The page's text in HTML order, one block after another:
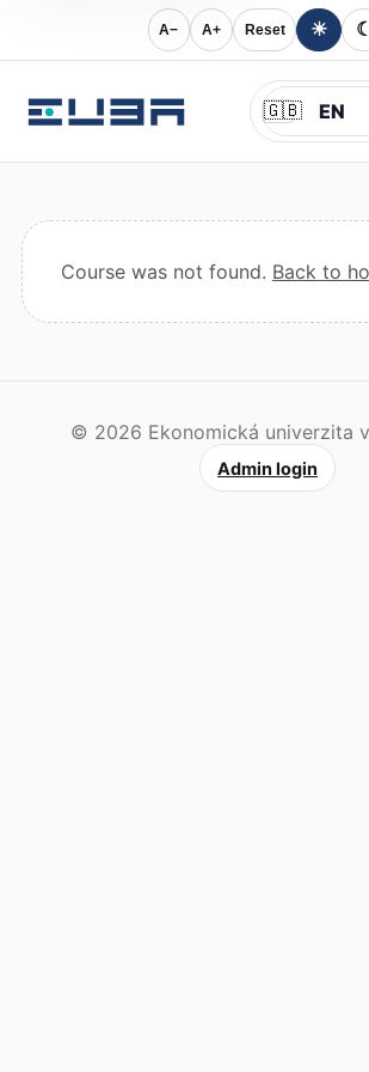
A− A+ Reset ☀ ☾
🇬🇧
Course was not found. Back to
© 2026 Ekonomická univerzita
Admin login